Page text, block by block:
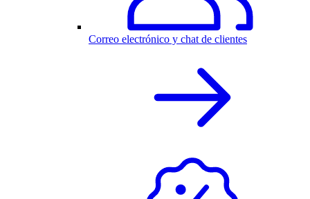
Correo electrónico y chat de clientes